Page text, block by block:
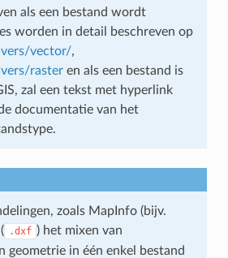
als een bestand wordt
worden in detail beschreven op
vector/,
rasteren als een bestand is
zal een tekst met hyperlink
documentatie van het
zoals MapInfo (bijv.
.dxf ) het mixen van
geometrie in één enkel bestand